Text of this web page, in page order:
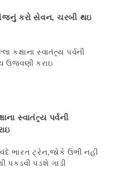
કરો સેવન, ચરબી થઇ
સ્વાતંત્ર્ય પર્વની